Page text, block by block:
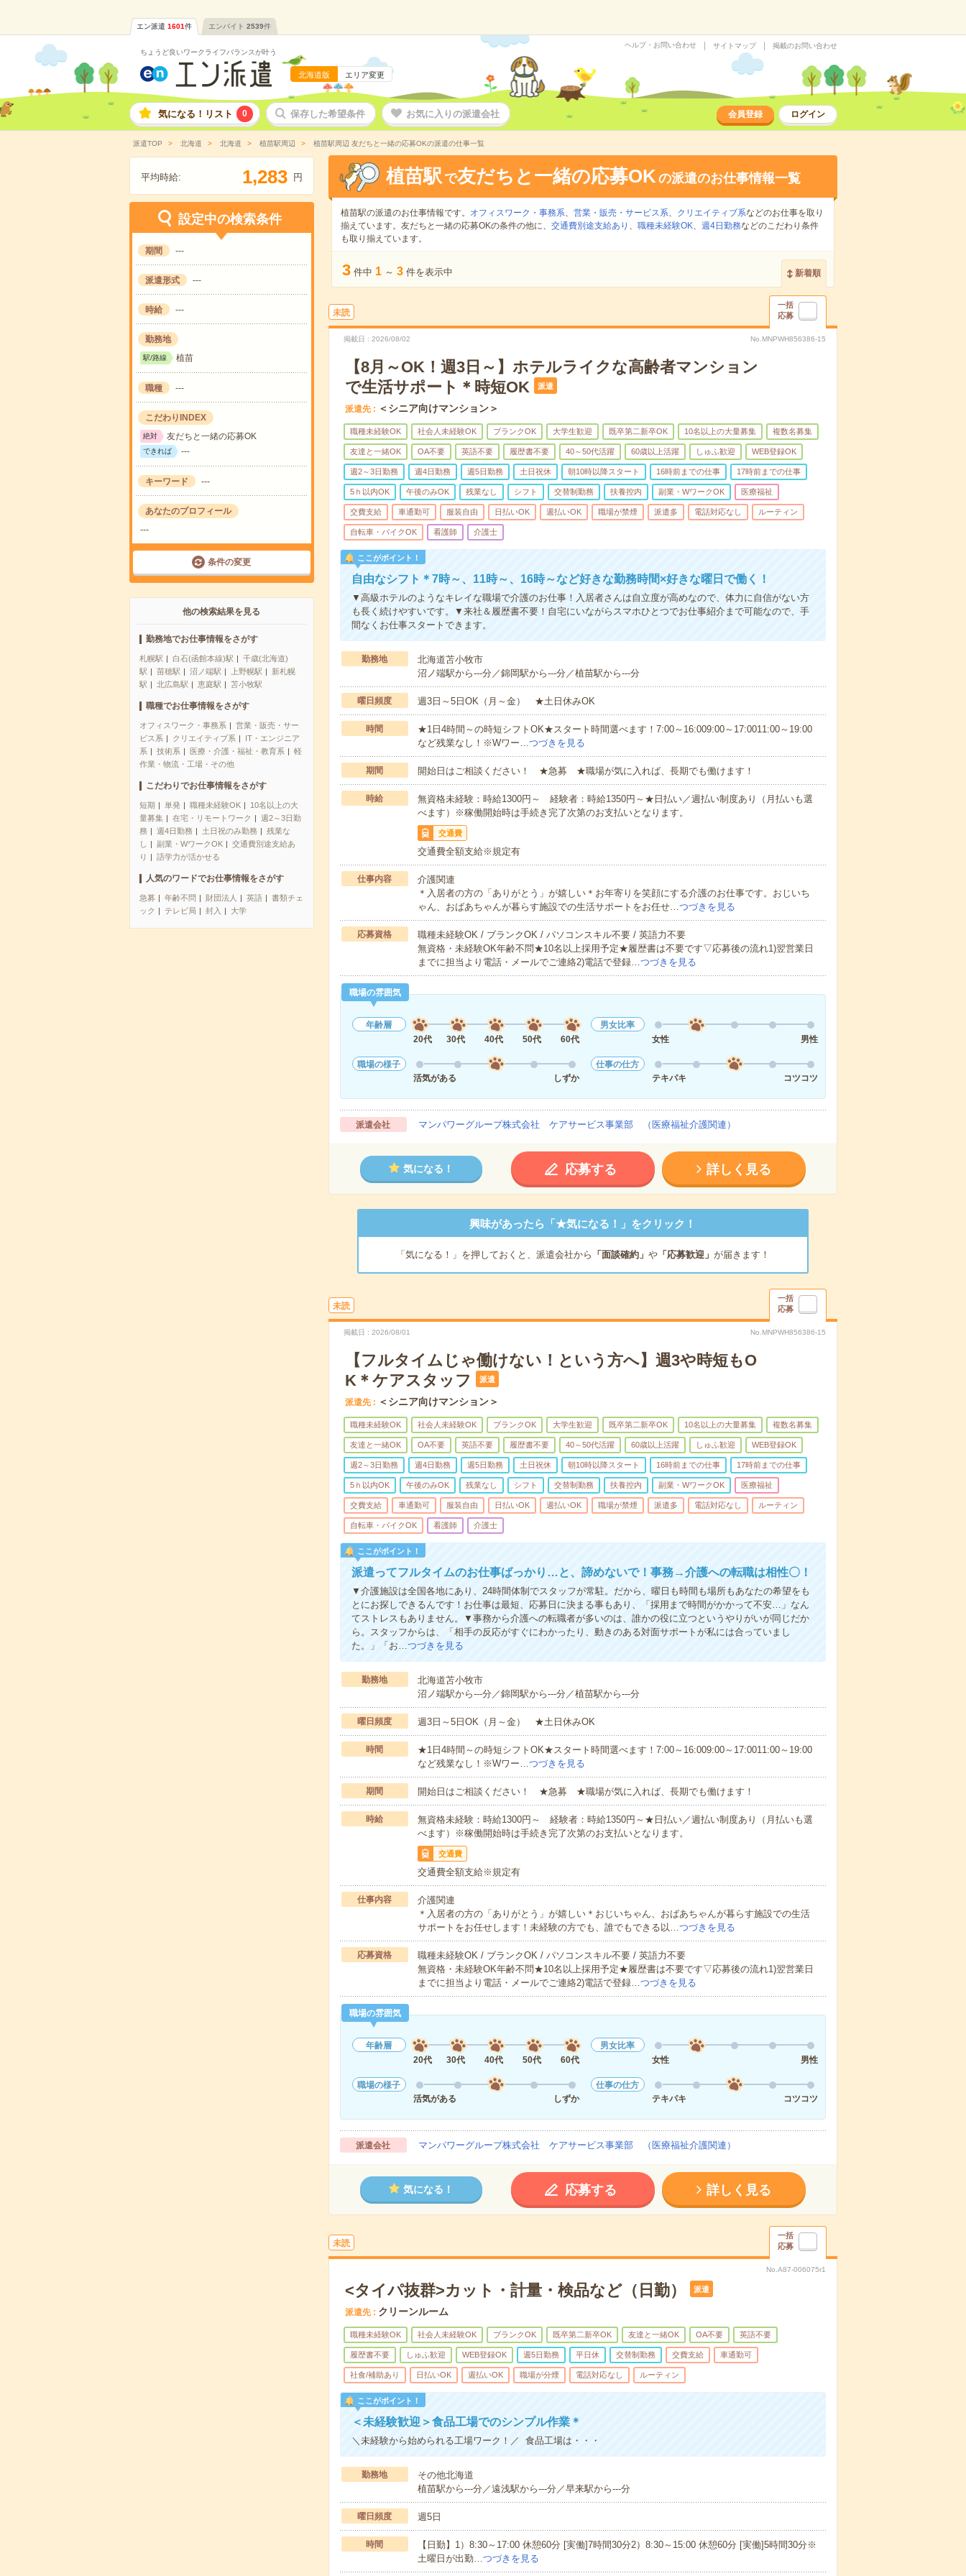
エン派遣 1601件 エンバイト 2539件
ちょうど良いワークライフバランスが叶う
北海道版 エリア変更
ヘルプ・お問い合わせ サイトマップ 掲載のお問い合わせ
気になる！リスト 0 保存した希望条件 お気に入りの派遣会社 会員登録 ログイン
派遣TOP 北海道 北海道 植苗駅周辺 植苗駅周辺 友だちと一緒の応募OKの派遣の仕事一覧
平均時給: 1,283 円
設定中の検索条件
期間 ---
派遣形式 ---
時給 ---
勤務地
駅/路線 植苗
職種 ---
こだわりINDEX
絶対 友だちと一緒の応募OK
できれば ---
キーワード ---
あなたのプロフィール
---
条件の変更
他の検索結果を見る
勤務地でお仕事情報をさがす
札幌駅 白石(函館本線)駅
千歳(北海道)
駅
苗穂駅 沼ノ端駅 上野幌駅
新札幌
駅
北広島駅 恵庭駅 苫小牧駅
職種でお仕事情報をさがす
オフィスワーク・事務系
営業・販売・サー
ビス系
クリエイティブ系
IT・エンジニア
系
技術系 医療・介護・福祉・教育系
軽
作業・物流・工場・その他
こだわりでお仕事情報をさがす
短期 単発 職種未経験OK
10名以上の大
量募集
在宅・リモートワーク
週2～3日勤
務
週4日勤務 土日祝のみ勤務
残業な
し
副業・WワークOK
交通費別途支給あ
り
語学力が活かせる
人気のワードでお仕事情報をさがす
急募 年齢不問 財団法人 英語
書類チェ
ック
テレビ局 封入 大学
植苗駅 で友だちと一緒の応募OKの派遣のお仕事情報一覧
植苗駅の派遣のお仕事情報です。 オフィスワーク・事務系、 営業・販売・サービス系、 クリエイティブ系などのお仕事を取り
揃えています。友だちと一緒の応募OKの条件の他に、 交通費別途支給あり 、 職種未経験OK、 週4日勤務などのこだわり条件
も取り揃えています。
3 件中 1 ～ 3 件を表示中 新着順
未読
一括
応募
掲載日 2026/08/02 No.MNPWH856386-15
【8月～OK！週3日～】ホテルライクな高齢者マンション
で生活サポート＊時短OK
派遣
派遣先 ＜シニア向けマンション＞
職種未経験OK 社会人未経験OK ブランクOK 大学生歓迎 既卒第二新卒OK 10名以上の大量募集 複数名募集
友達と一緒OK OA不要 英語不要 履歴書不要 40～50代活躍 60歳以上活躍 しゅふ歓迎 WEB登録OK
週2～3日勤務 週4日勤務 週5日勤務 土日祝休 朝10時以降スタート 16時前までの仕事 17時前までの仕事
5ｈ以内OK 午後のみOK 残業なし シフト 交替制勤務 扶養控内 副業・WワークOK 医療福祉
交費支給 車通勤可 服装自由 日払いOK 週払いOK 職場が禁煙 派遣多 電話対応なし ルーティン
自転車・バイクOK 看護師 介護士
ここがポイント！
自由なシフト＊7時～、11時～、16時～など好きな勤務時間×好きな曜日で働く！
▼高級ホテルのようなキレイな職場で介護のお仕事！入居者さんは自立度が高めなので、体力に自信がない方
も長く続けやすいです。▼来社＆履歴書不要！自宅にいながらスマホひとつでお仕事紹介まで可能なので、手
間なくお仕事スタートできます。
勤務地
北海道苫小牧市
沼ノ端駅から---分／錦岡駅から---分／植苗駅から---分
曜日頻度 週3日～5日OK（月～金） ★土日休みOK
時間
★1日4時間～の時短シフトOK★スタート時間選べます！7:00～16:009:00～17:0011:00～19:00
など残業なし！※Wワー…つづきを見る
期間 開始日はご相談ください！ ★急募 ★職場が気に入れば、長期でも働けます！
時給
無資格未経験：時給1300円～ 経験者：時給1350円～★日払い／週払い制度あり（月払いも選
べます）※稼働開始時は手続き完了次第のお支払いとなります。
交通費
交通費全額支給※規定有
仕事内容
介護関連
＊入居者の方の「ありがとう」が嬉しい＊お年寄りを笑顔にする介護のお仕事です。おじいち
ゃん、おばあちゃんが暮らす施設での生活サポートをお任せ…つづきを見る
応募資格
職種未経験OK / ブランクOK / パソコンスキル不要 / 英語力不要
無資格・未経験OK年齢不問★10名以上採用予定★履歴書は不要です▽応募後の流れ1)翌営業日
までに担当より電話・メールでご連絡2)電話で登録…つづきを見る
職場の雰囲気
年齢層
20代
30代 40代 50代 60代
男女比率
女性
男性
職場の様子
活気がある
しずか
仕事の仕方
テキパキ
コツコツ
派遣会社 マンパワーグループ株式会社 ケアサービス事業部 （医療福祉介護関連）
気になる！ 応募する 詳しく見る
興味があったら「★気になる！」をクリック！
「気になる！」を押しておくと、派遣会社から 「面談確約」 や「応募歓迎」 が届きます！
未読
一括
応募
掲載日 2026/08/01 No.MNPWH856386-15
【フルタイムじゃ働けない！という方へ】週3や時短もO
K＊ケアスタッフ
派遣
派遣先 ＜シニア向けマンション＞
職種未経験OK 社会人未経験OK ブランクOK 大学生歓迎 既卒第二新卒OK 10名以上の大量募集 複数名募集
友達と一緒OK OA不要 英語不要 履歴書不要 40～50代活躍 60歳以上活躍 しゅふ歓迎 WEB登録OK
週2～3日勤務 週4日勤務 週5日勤務 土日祝休 朝10時以降スタート 16時前までの仕事 17時前までの仕事
5ｈ以内OK 午後のみOK 残業なし シフト 交替制勤務 扶養控内 副業・WワークOK 医療福祉
交費支給 車通勤可 服装自由 日払いOK 週払いOK 職場が禁煙 派遣多 電話対応なし ルーティン
自転車・バイクOK 看護師 介護士
ここがポイント！
派遣ってフルタイムのお仕事ばっかり…と、諦めないで！事務→介護への転職は相性〇！
▼介護施設は全国各地にあり、24時間体制でスタッフが常駐。だから、曜日も時間も場所もあなたの希望をも
とにお探しできるんです！お仕事は最短、応募日に決まる事もあり、「採用まで時間がかかって不安…」なん
てストレスもありません。▼事務から介護への転職者が多いのは、誰かの役に立つというやりがいが同じだか
ら。スタッフからは、「相手の反応がすぐにわかったり、動きのある対面サポートが私には合っていまし
た。」「お…つづきを見る
勤務地
北海道苫小牧市
沼ノ端駅から---分／錦岡駅から---分／植苗駅から---分
曜日頻度 週3日～5日OK（月～金） ★土日休みOK
時間
★1日4時間～の時短シフトOK★スタート時間選べます！7:00～16:009:00～17:0011:00～19:00
など残業なし！※Wワー…つづきを見る
期間 開始日はご相談ください！ ★急募 ★職場が気に入れば、長期でも働けます！
時給
無資格未経験：時給1300円～ 経験者：時給1350円～★日払い／週払い制度あり（月払いも選
べます）※稼働開始時は手続き完了次第のお支払いとなります。
交通費
交通費全額支給※規定有
仕事内容
介護関連
＊入居者の方の「ありがとう」が嬉しい＊おじいちゃん、おばあちゃんが暮らす施設での生活
サポートをお任せします！未経験の方でも、誰でもできる以…つづきを見る
応募資格
職種未経験OK / ブランクOK / パソコンスキル不要 / 英語力不要
無資格・未経験OK年齢不問★10名以上採用予定★履歴書は不要です▽応募後の流れ1)翌営業日
までに担当より電話・メールでご連絡2)電話で登録…つづきを見る
職場の雰囲気
年齢層
20代
30代 40代 50代 60代
男女比率
女性
男性
職場の様子
活気がある
しずか
仕事の仕方
テキパキ
コツコツ
派遣会社 マンパワーグループ株式会社 ケアサービス事業部 （医療福祉介護関連）
気になる！ 応募する 詳しく見る
未読
一括
応募
No.A87-006075r1
<タイパ抜群>カット・計量・検品など（日勤） 派遣
派遣先 クリーンルーム
職種未経験OK 社会人未経験OK ブランクOK 既卒第二新卒OK 友達と一緒OK OA不要 英語不要
履歴書不要 しゅふ歓迎 WEB登録OK 週5日勤務 平日休 交替制勤務 交費支給 車通勤可
社食/補助あり 日払いOK 週払いOK 職場が分煙 電話対応なし ルーティン
ここがポイント！
＜未経験歓迎＞食品工場でのシンプル作業＊
＼未経験から始められる工場ワーク！／ 食品工場は・・・
勤務地
その他北海道
植苗駅から---分／遠浅駅から---分／早来駅から---分
曜日頻度 週5日
時間
【日勤】1）8:30～17:00 休憩60分 [実働]7時間30分2）8:30～15:00 休憩60分 [実働]5時間30分※
土曜日が出勤…つづきを見る